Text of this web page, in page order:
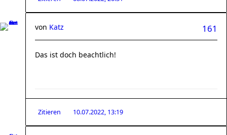
161
von Katz
Das ist doch beachtlich!
Zitieren 10.07.2022, 13:19